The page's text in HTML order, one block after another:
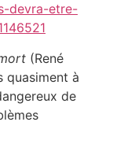
devra-etre-
(René
quasiment à
de